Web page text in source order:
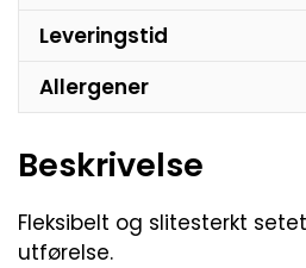
Leveringstid
Allergener
Beskrivelse
Fleksibelt og slitesterkt
utførelse.